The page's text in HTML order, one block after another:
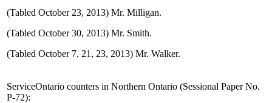
(Tabled October 23, 2013) Mr. Milligan.
(Tabled October 30, 2013) Mr. Smith.
(Tabled October 7, 21, 23, 2013) Mr. Walker.
ServiceOntario counters in Northern Ontario (Sessional Paper No.
P-72):